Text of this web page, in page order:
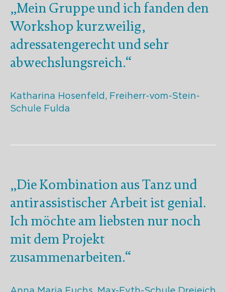
„Mein Gruppe und ich fanden den
Workshop kurzweilig,
adressatengerecht und sehr
abwechslungsreich.“
Katharina Hosenfeld, Freiherr-vom-Stein-
Schule Fulda
„Die Kombination aus Tanz und
antirassistischer Arbeit ist genial.
Ich möchte am liebsten nur noch
mit dem Projekt
zusammenarbeiten.“